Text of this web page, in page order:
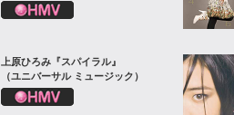
上原ひろみ『スパイラル』
（ユニバーサル ミュージック）